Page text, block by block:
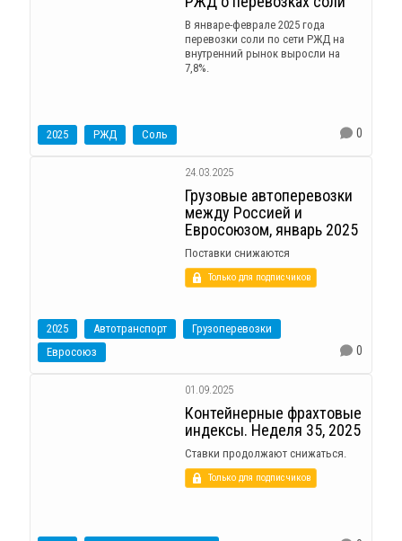
В январе-феврале 2025 года
перевозки соли по сети РЖД на
внутренний рынок выросли на
7,8%.
2025 РЖД Соль 0
24.03.2025
Грузовые автоперевозки
между Россией и
Евросоюзом, январь 2025
Поставки снижаются
Только для подписчиков
2025 Автотранспорт
Грузоперевозки
Евросоюз
0
01.09.2025
Контейнерные фрахтовые
индексы. Неделя 35, 2025
Ставки продолжают снижаться.
Только для подписчиков